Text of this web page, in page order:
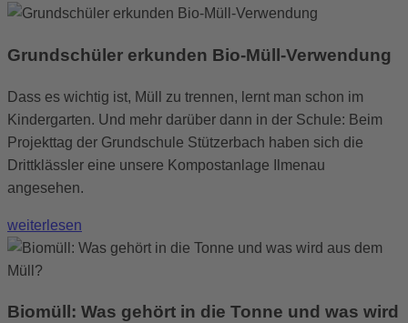
Grundschüler erkunden Bio-Müll-Verwendung
Dass es wichtig ist, Müll zu trennen, lernt man schon im
Kindergarten. Und mehr darüber dann in der Schule: Beim
Projekttag der Grundschule Stützerbach haben sich die
Drittklässler eine unsere Kompostanlage Ilmenau
angesehen.
weiterlesen
Biomüll: Was gehört in die Tonne und was wird